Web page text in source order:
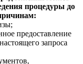
процедуры до
предоставление
запроса